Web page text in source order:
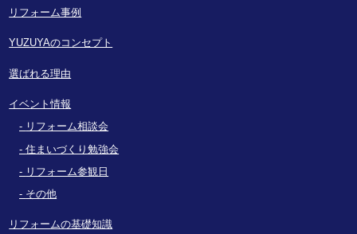
リフォーム事例
YUZUYAのコンセプト
選ばれる理由
イベント情報
リフォーム相談会
住まいづくり勉強会
リフォーム参観日
その他
リフォームの基礎知識